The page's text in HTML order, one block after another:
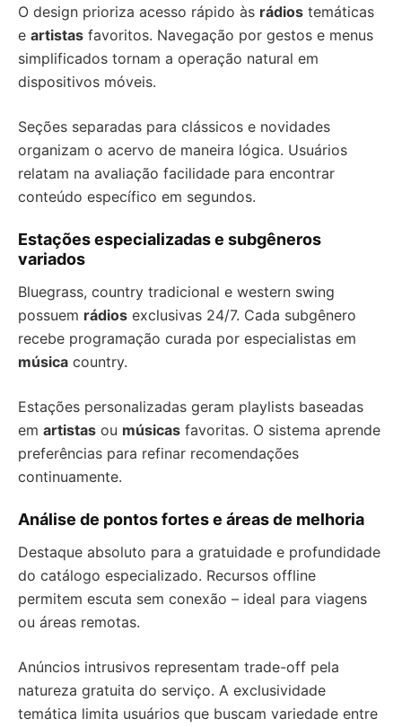
O design prioriza acesso rápido às rádios temáticas
e artistas favoritos. Navegação por gestos e menus
simplificados tornam a operação natural em
dispositivos móveis.
Seções separadas para clássicos e novidades
organizam o acervo de maneira lógica. Usuários
relatam na avaliação facilidade para encontrar
conteúdo específico em segundos.
Estações especializadas e subgêneros
variados
Bluegrass, country tradicional e western swing
possuem rádios exclusivas 24/7. Cada subgênero
recebe programação curada por especialistas em
música country.
Estações personalizadas geram playlists baseadas
em artistas ou músicas favoritas. O sistema aprende
preferências para refinar recomendações
continuamente.
Análise de pontos fortes e áreas de melhoria
Destaque absoluto para a gratuidade e profundidade
do catálogo especializado. Recursos offline
permitem escuta sem conexão – ideal para viagens
ou áreas remotas.
Anúncios intrusivos representam trade-off pela
natureza gratuita do serviço. A exclusividade
temática limita usuários que buscam variedade entre